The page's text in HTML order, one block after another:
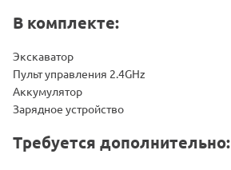
В комплекте:
Экскаватор
Пульт управления 2.4GHz
Аккумулятор
Зарядное устройство
Требуется дополнительно: